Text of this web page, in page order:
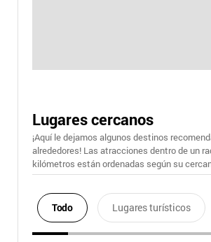
Lugares cercanos
¡Aquí le dejamos algunos destinos
alrededores! Las atracciones dentro de un
kilómetros están ordenadas según su
Todo Lugares turísticos